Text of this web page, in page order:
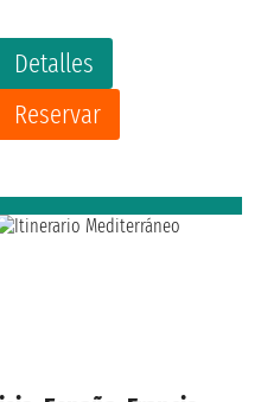
Detalles
Reservar